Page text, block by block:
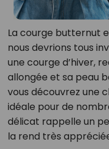
La courge butternut
nous devrions tous
une courge d’hiver,
allongée et sa peau
vous découvrez une
idéale pour de
délicat rappelle un
la rend très